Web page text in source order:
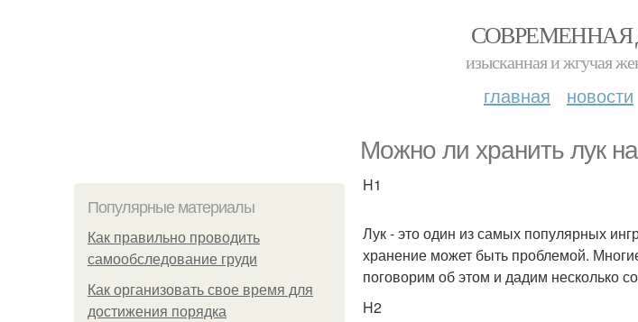
изысканная и жгучая
главная новости
Можно ли хранить лук
Популярные материалы
Как правильно проводить
самообследование груди
Как организовать свое время для
достижения порядка
H1
Лук - это один из самых популярных
хранение может быть проблемой.
поговорим об этом и дадим несколько
H2